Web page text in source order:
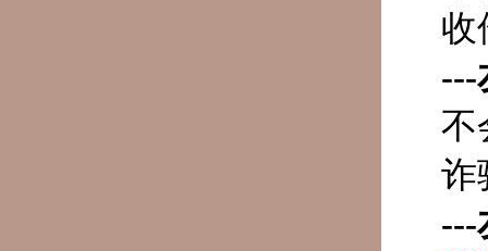
收
---
不
诈
---